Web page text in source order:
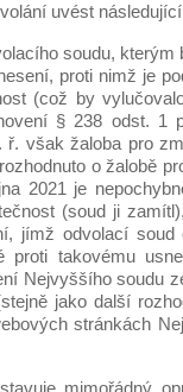
uvést
soudu, kterým
proti nimž je
(což by
§ 238 odst. 1
však žaloba pro
o žalobě
2021 je
(soud ji
jímž odvolací soud
proti takovému
Nejvyššího soudu
jako další
stránkách
mimořádný